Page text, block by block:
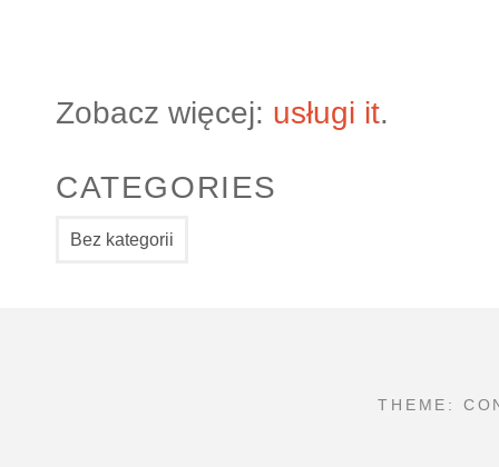
Zobacz więcej: usługi it.
CATEGORIES
Bez kategorii
THEME: